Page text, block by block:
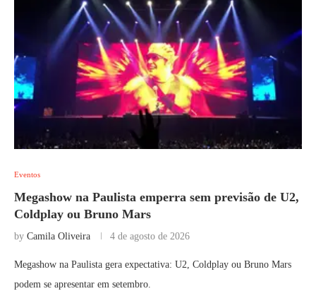
Eventos
Megashow na Paulista emperra sem previsão de U2,
Coldplay ou Bruno Mars
by Camila Oliveira 4 de agosto de 2026
Megashow na Paulista gera expectativa: U2, Coldplay ou Bruno Mars
podem se apresentar em setembro.